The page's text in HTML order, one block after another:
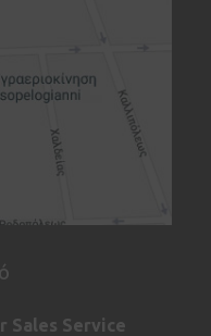
Sales Service